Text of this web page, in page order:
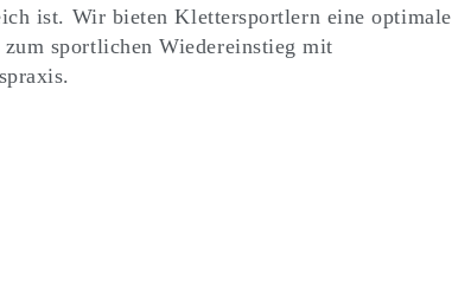
ist. Wir bieten Klettersportlern eine optimale
sportlichen Wiedereinstieg mit